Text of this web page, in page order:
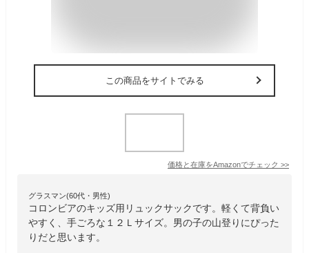
この商品をサイトでみる
価格と在庫をAmazonでチェック >>
グラスマン(60代・男性)
コロンビアのキッズ用リュックサックです。軽くて背負い
やすく、手ごろな１２Ｌサイズ。男の子の山登りにぴった
りだと思います。